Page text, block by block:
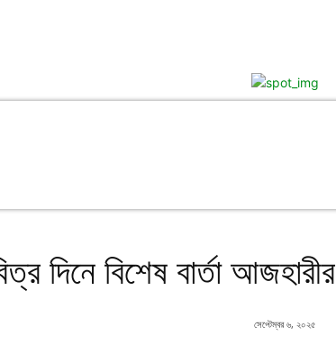
দিনে বিশেষ বার্তা আজহারীর
সেপ্টেম্বর ৬, ২০২৫